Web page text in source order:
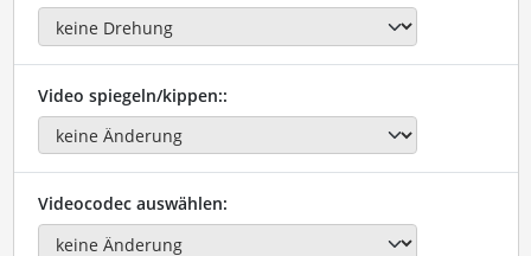
Video spiegeln/kippen::
Videocodec auswählen: